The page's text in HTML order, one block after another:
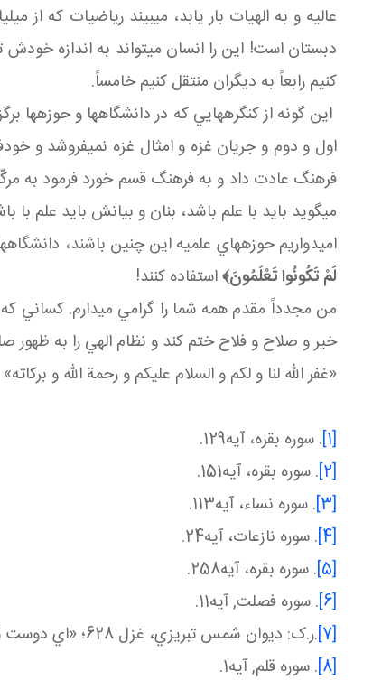
عاليه و به الهيات بار يابد، مي بيند رياضيات که
دبستان است! اين را انسان مي تواند به اندازه خودش
کنيم رابعاً به ديگران منتقل کنيم خامساً.
اين گونه از کنگره هايي که در دانشگاه ها و حوزه
اول و دوم و جريان غزه و امثال غزه نمي فروشد و
فرهنگ عادت داد و به فرهنگ قسم خورد فرمود به
مي گويد بايد با علم باشد، بنان و بيانش بايد علم با
اميدواريم حوزه هاي علميه اين چنين باشند،
لَمْ تَكُونُوا تَعْلَمُونَ﴾استفاده کنند!
من مجدداً مقدم همه شما را گرامي مي دارم. کساني که
خير و صلاح و فلاح ختم کند و نظام الهي را به ظهور
«غفر الله لنا و لکم و السلام عليکم و رحمة الله و برکاته»
[1] . سوره بقره، آيه129.
[2] . سوره بقره، آيه151.
[3]
. سوره نساء، آيه113.
[4] . سوره نازعات، آيه24.
[5] . سوره بقره، آيه258.
[6] . سوره فصلت, آيه11.
[7] .ر.ک: ديوان شمس تبريزي، غزل 628؛ «اي دوست شکر بهتر يا آن که شکر سازد خوبي قمر بهتر يا آن که قمر سازد».
[8] . سوره قلم, آيه1.